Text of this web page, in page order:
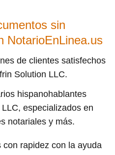
sin
NotarioEnLinea.us
de clientes satisfechos
Solution LLC.
hispanohablantes
especializados en
notariales y más.
rapidez con la ayuda